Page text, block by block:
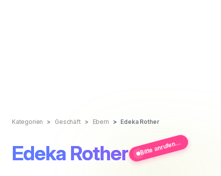
Kategorien Geschäft Ebern Edeka Rother
Edeka Rother Bitte anrufen...